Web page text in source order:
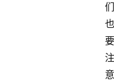
们
也
要
注
意